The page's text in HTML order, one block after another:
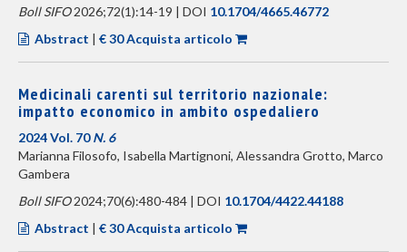
Boll SIFO2026;72(1):14-19 | DOI 10.1704/4665.46772
Abstract | € 30 Acquista articolo
Medicinali carenti sul territorio nazionale:
impatto economico in ambito ospedaliero
2024 Vol. 70N. 6
Marianna Filosofo, Isabella Martignoni, Alessandra Grotto, Marco
Gambera
Boll SIFO2024;70(6):480-484 | DOI 10.1704/4422.44188
Abstract | € 30 Acquista articolo